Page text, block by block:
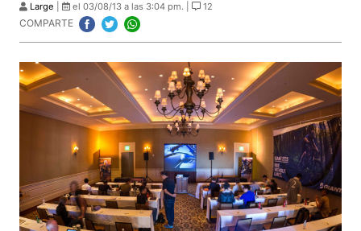
Large el 03/08/13 a las 3:04 pm. | 12
COMPARTE